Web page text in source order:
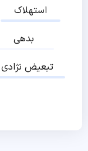
استهلاک
بدهی
تبعیض نژادی